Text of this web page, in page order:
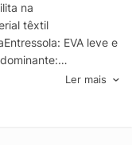
na
têxtil
EVA leve e
560g o par nº 40
Ler mais